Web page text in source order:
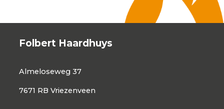
Folbert Haardhuys
Almeloseweg 37
7671 RB Vriezenveen